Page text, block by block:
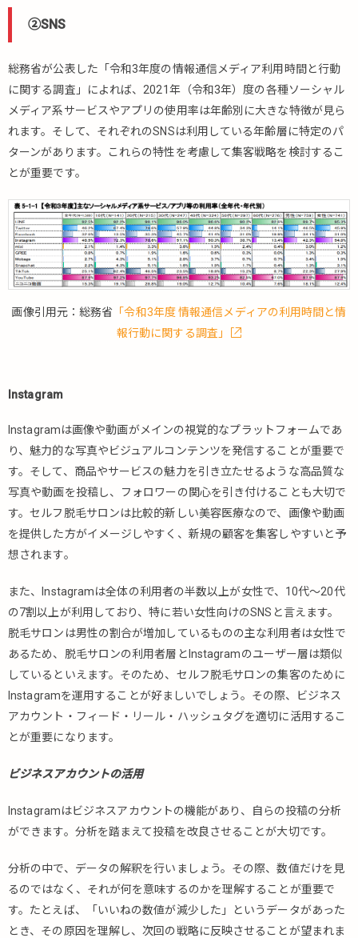
②SNS
総務省が公表した「令和3年度の情報通信メディア利用時間と行動
に関する調査」によれば、2021年（令和3年）度の各種ソーシャル
メディア系サービスやアプリの使用率は年齢別に大きな特徴が見ら
れます。そして、それぞれのSNSは利用している年齢層に特定のパ
ターンがあります。これらの特性を考慮して集客戦略を検討するこ
とが重要です。
画像引用元：総務省 「令和3年度 情報通信メディアの利用時間と情
報行動に関する調査」
Instagram
Instagramは画像や動画がメインの視覚的なプラットフォームであ
り、魅力的な写真やビジュアルコンテンツを発信することが重要で
す。そして、商品やサービスの魅力を引き立たせるような高品質な
写真や動画を投稿し、フォロワーの関心を引き付けることも大切で
す。セルフ脱毛サロンは比較的新しい美容医療なので、画像や動画
を提供した方がイメージしやすく、新規の顧客を集客しやすいと予
想されます。
また、Instagramは全体の利用者の半数以上が女性で、10代～20代
の7割以上が利用しており、特に若い女性向けのSNSと言えます。
脱毛サロンは男性の割合が増加しているものの主な利用者は女性で
あるため、脱毛サロンの利用者層とInstagramのユーザー層は類似
しているといえます。そのため、セルフ脱毛サロンの集客のために
Instagramを運用することが好ましいでしょう。その際、ビジネス
アカウント・フィード・リール・ハッシュタグを適切に活用するこ
とが重要になります。
ビジネスアカウントの活用
Instagramはビジネスアカウントの機能があり、自らの投稿の分析
ができます。分析を踏まえて投稿を改良させることが大切です。
分析の中で、データの解釈を行いましょう。その際、数値だけを見
るのではなく、それが何を意味するのかを理解することが重要で
す。たとえば、「いいねの数値が減少した」というデータがあった
とき、その原因を理解し、次回の戦略に反映させることが望まれま